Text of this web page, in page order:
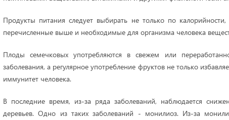
Продукты питания следует выбирать не только по
перечисленные выше и необходимые для организма человека
Плоды семечковых употребляются в свежем или
заболевания, а регулярное употребление фруктов не только
иммунитет человека.
В последние время, из-за ряда заболеваний, наблюдается
деревьев. Одно из таких заболеваний - монилиоз. Из-за